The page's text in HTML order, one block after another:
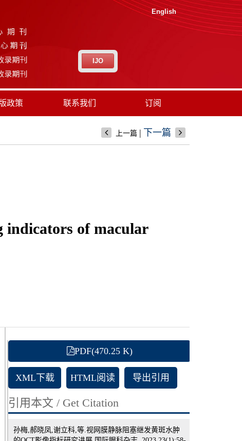
English
IJO
政策 联系我们 订阅
上一篇 | 下一篇
indicators of macular
PDF(470.25 K)
XML下载 HTML阅读 导出引用
引用本文 / Get Citation
孙梅,郝晓凤,谢立科,等.视网膜静脉阻塞继发黄斑水肿